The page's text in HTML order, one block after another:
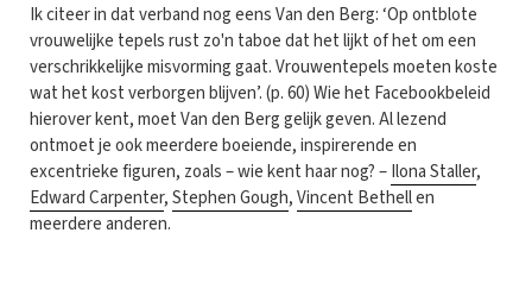
Ik citeer in dat verband nog eens Van den Berg: ‘Op ontblote
vrouwelijke tepels rust zo'n taboe dat het lijkt of het om een
verschrikkelijke misvorming gaat. Vrouwentepels moeten koste
wat het kost verborgen blijven’. (p. 60) Wie het Facebookbeleid
hierover kent, moet Van den Berg gelijk geven. Al lezend
ontmoet je ook meerdere boeiende, inspirerende en
excentrieke figuren, zoals – wie kent haar nog? –Ilona Staller,
Edward Carpenter,Stephen Gough,Vincent Bethellen
meerdere anderen.